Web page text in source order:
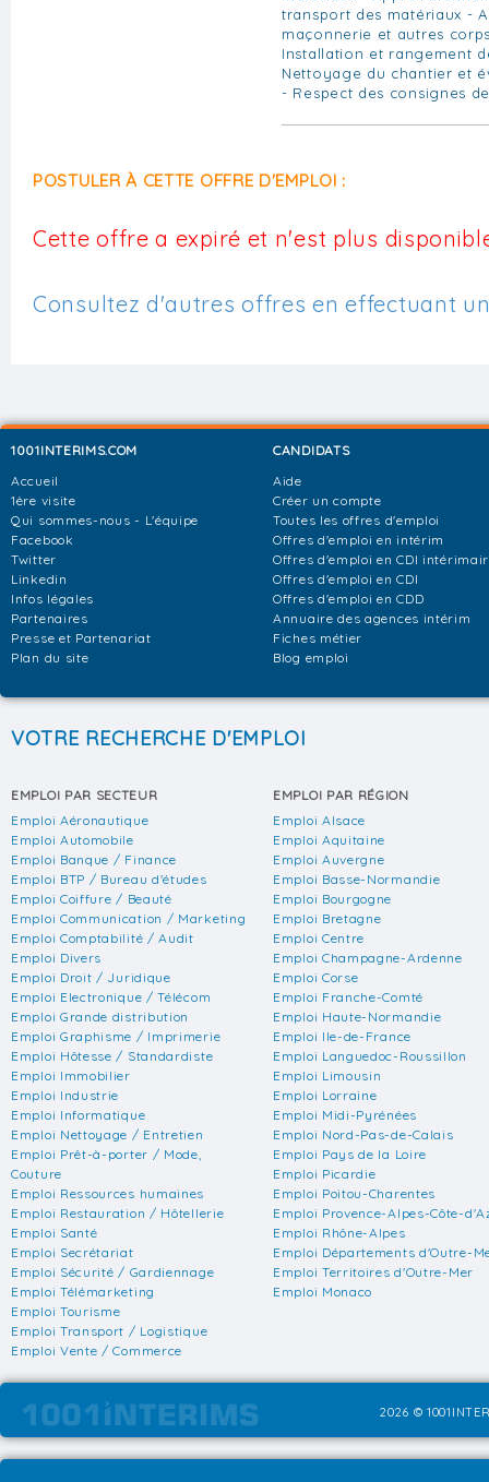
transport des matériaux -
maçonnerie et autres
Installation et rangement
Nettoyage du chantier et
- Respect des consignes
POSTULER À CETTE OFFRE D'EMPLOI :
Cette offre a expiré et n'est plus
Consultez d'autres offres en effectuant
1001INTERIMS.COM
Accueil
1ère visite
Qui sommes-nous - L'équipe
Facebook
Twitter
Linkedin
Infos légales
Partenaires
Presse et Partenariat
Plan du site
CANDIDATS
Aide
Créer un compte
Toutes les offres d'emploi
Offres d'emploi en intérim
Offres d'emploi en CDI
Offres d'emploi en CDI
Offres d'emploi en CDD
Annuaire des agences intérim
Fiches métier
Blog emploi
VOTRE RECHERCHE D'EMPLOI
EMPLOI PAR SECTEUR
Emploi Aéronautique
Emploi Automobile
Emploi Banque / Finance
Emploi BTP / Bureau d'études
Emploi Coiffure / Beauté
Emploi Communication / Marketing
Emploi Comptabilité / Audit
Emploi Divers
Emploi Droit / Juridique
Emploi Electronique / Télécom
Emploi Grande distribution
Emploi Graphisme / Imprimerie
Emploi Hôtesse / Standardiste
Emploi Immobilier
Emploi Industrie
Emploi Informatique
Emploi Nettoyage / Entretien
Emploi Prêt-à-porter / Mode,
Couture
Emploi Ressources humaines
Emploi Restauration / Hôtellerie
Emploi Santé
Emploi Secrétariat
Emploi Sécurité / Gardiennage
Emploi Télémarketing
Emploi Tourisme
Emploi Transport / Logistique
Emploi Vente / Commerce
EMPLOI PAR RÉGION
Emploi Alsace
Emploi Aquitaine
Emploi Auvergne
Emploi Basse-Normandie
Emploi Bourgogne
Emploi Bretagne
Emploi Centre
Emploi Champagne-Ardenne
Emploi Corse
Emploi Franche-Comté
Emploi Haute-Normandie
Emploi Ile-de-France
Emploi Languedoc-Roussillon
Emploi Limousin
Emploi Lorraine
Emploi Midi-Pyrénées
Emploi Nord-Pas-de-Calais
Emploi Pays de la Loire
Emploi Picardie
Emploi Poitou-Charentes
Emploi Provence-Alpes-Côte-
Emploi Rhône-Alpes
Emploi Départements d'Outre-
Emploi Territoires d'Outre-Mer
Emploi Monaco
2026 ©